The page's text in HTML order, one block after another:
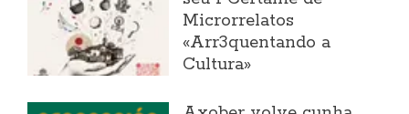
Microrrelatos
«Arr3quentando a
Cultura»